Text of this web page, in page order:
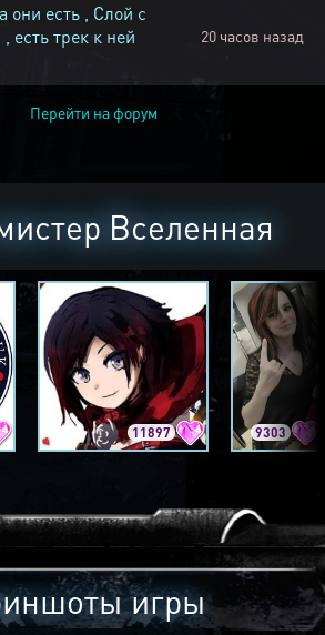
они есть , Слой с
есть трек к ней
20 часов назад
Перейти на форум
Вселенная
11897 9303
игры